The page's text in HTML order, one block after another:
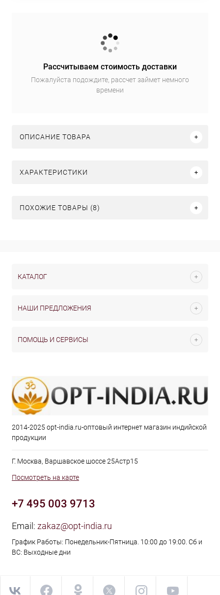
Рассчитываем стоимость доставки
Пожалуйста подождите, рассчет займет немного
времени
ОПИСАНИЕ ТОВАРА
ХАРАКТЕРИСТИКИ
ПОХОЖИЕ ТОВАРЫ (8)
КАТАЛОГ
НАШИ ПРЕДЛОЖЕНИЯ
ПОМОЩЬ И СЕРВИСЫ
2014-2025 opt-india.ru-оптовый интернет магазин индийской
продукции
Г. Москва, Варшавское шоссе 25Астр15
Посмотреть на карте
+7 495 003 9713
Email: zakaz@opt-india.ru
График Работы: Понедельник-Пятница. 10:00 до 19:00. Сб и
ВС: Выходные дни